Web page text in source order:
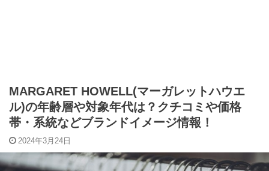
MARGARET HOWELL(マーガレットハウエ
ル)の年齢層や対象年代は？クチコミや価格
帯・系統などブランドイメージ情報！
2024年3月24日